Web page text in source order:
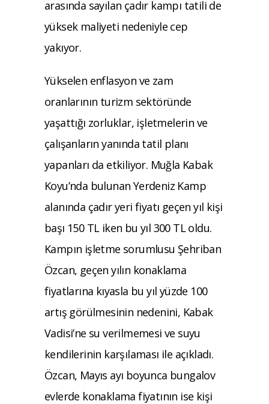
arasında sayılan çadır kampı tatili de
yüksek maliyeti nedeniyle cep
yakıyor.
Yükselen enflasyon ve zam
oranlarının turizm sektöründe
yaşattığı zorluklar, işletmelerin ve
çalışanların yanında tatil planı
yapanları da etkiliyor. Muğla Kabak
Koyu’nda bulunan Yerdeniz Kamp
alanında çadır yeri fiyatı geçen yıl kişi
başı 150 TL iken bu yıl 300 TL oldu.
Kampın işletme sorumlusu Şehriban
Özcan, geçen yılın konaklama
fiyatlarına kıyasla bu yıl yüzde 100
artış görülmesinin nedenini, Kabak
Vadisi’ne su verilmemesi ve suyu
kendilerinin karşılaması ile açıkladı.
Özcan, Mayıs ayı boyunca bungalov
evlerde konaklama fiyatının ise kişi